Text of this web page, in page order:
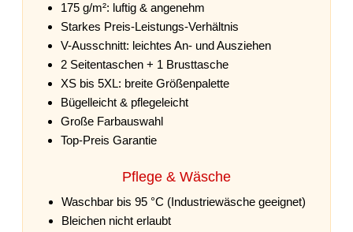
175 g/m²: luftig & angenehm
Starkes Preis-Leistungs-Verhältnis
V-Ausschnitt: leichtes An- und Ausziehen
2 Seitentaschen + 1 Brusttasche
XS bis 5XL: breite Größenpalette
Bügelleicht & pflegeleicht
Große Farbauswahl
Top-Preis Garantie
Pflege & Wäsche
Waschbar bis 95 °C (Industriewäsche geeignet)
Bleichen nicht erlaubt